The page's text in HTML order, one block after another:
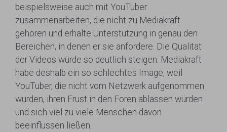
beispielsweise auch mit YouTuber
zusammenarbeiten, die nicht zu Mediakraft
gehören und erhalte Unterstützung in genau den
Bereichen, in denen er sie anfordere. Die Qualität
der Videos würde so deutlich steigen. Mediakraft
habe deshalb ein so schlechtes Image, weil
YouTuber, die nicht vom Netzwerk aufgenommen
wurden, ihren Frust in den Foren ablassen würden
und sich viel zu viele Menschen davon
beeinflussen ließen.